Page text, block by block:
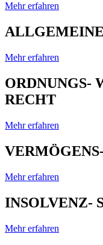
Mehr erfahren
Mehr erfahren
ORDNUNGS-
RECHT
Mehr erfahren
Mehr erfahren
INSOLVENZ-
Mehr erfahren